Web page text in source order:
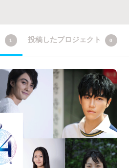
1 投稿したプロジェクト 0